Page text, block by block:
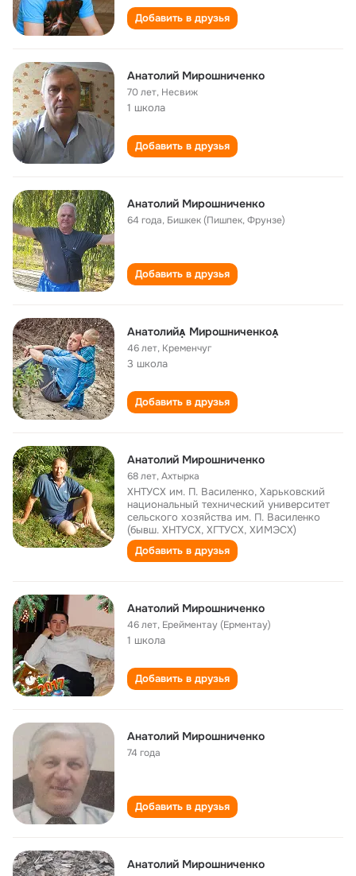
Добавить в друзья
Анатолий Мирошниченко
70 лет, Несвиж
1 школа
Добавить в друзья
Анатолий Мирошниченко
64 года, Бишкек (Пишпек, Фрунзе)
Добавить в друзья
Анатолий Мирошниченко
46 лет, Кременчуг
3 школа
Добавить в друзья
Анатолий Мирошниченко
68 лет,Ахтырка
ХНТУСХ им. П. Василенко, Харьковский
национальный технический университет
сельского хозяйства им. П. Василенко
(бывш. ХНТУСХ, ХГТУСХ, ХИМЭСХ)
Добавить в друзья
Анатолий Мирошниченко
46 лет, Ерейментау (Ерментау)
1 школа
Добавить в друзья
Анатолий Мирошниченко
74 года
Добавить в друзья
Анатолий Мирошниченко